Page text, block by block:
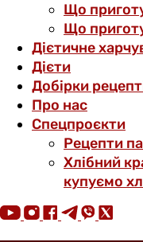
Що
Що
Дієтичне
Дієти
Добірки
Про нас
Спецпроєкти
Рецепти
Хлібний
купуємо